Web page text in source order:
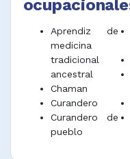
Aprendiz de
medicina
tradicional
ancestral
Chaman
Curandero
Curandero de
pueblo